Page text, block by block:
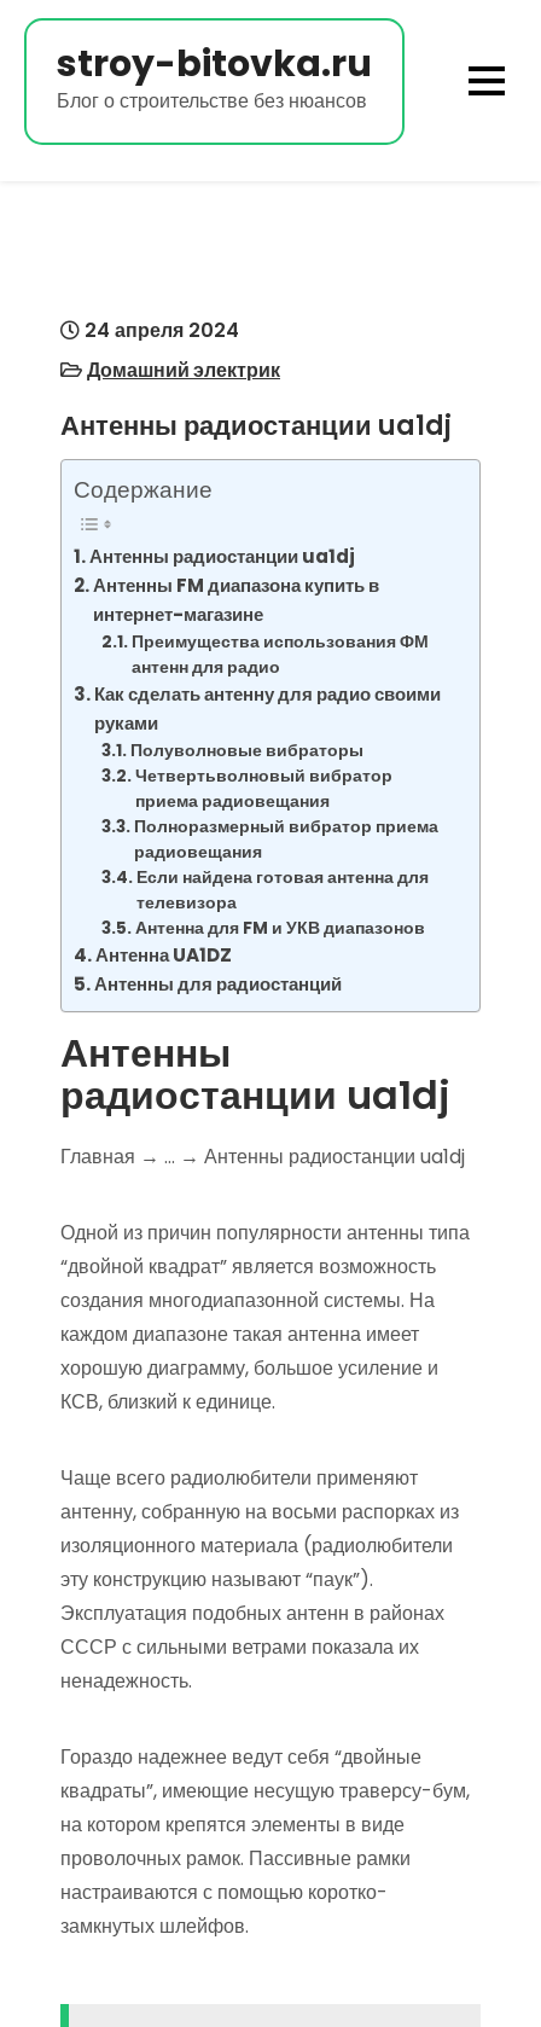
Перейти
содержимому
stroy-bitovka.ru
Блог о строительстве без нюансов
24 апреля 2024
Домашний электрик
Антенны радиостанции ua1dj
Содержание
Антенны радиостанции ua1dj
Антенны FM диапазона купить в
интернет-магазине
Преимущества использования ФМ
антенн для радио
Как сделать антенну для радио своими
руками
Полуволновые вибраторы
Четвертьволновый вибратор
приема радиовещания
Полноразмерный вибратор приема
радиовещания
Если найдена готовая антенна для
телевизора
Антенна для FM и УКВ диапазонов
Антенна UA1DZ
Антенны для радиостанций
Антенны
радиостанции ua1dj
Главная → … → Антенны радиостанции ua1dj
Одной из причин популярности антенны типа
“двойной квадрат” является возможность
создания многодиапазонной системы. На
каждом диапазоне такая антенна имеет
хорошую диаграмму, большое усиление и
КСВ, близкий к единице.
Чаще всего радиолюбители применяют
антенну, собранную на восьми распорках из
изоляционного материала (радиолюбители
эту конструкцию называют “паук”).
Эксплуатация подобных антенн в районах
СССР с сильными ветрами показала их
ненадежность.
Гораздо надежнее ведут себя “двойные
квадраты”, имеющие несущую траверсу-бум,
на котором крепятся элементы в виде
проволочных рамок. Пассивные рамки
настраиваются с помощью коротко-
замкнутых шлейфов.